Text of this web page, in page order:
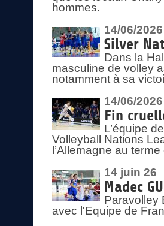
hommes.
14/06/2026
Silver
Dans la
masculine de volley
notamment à sa
14/06/2026
Fin
L’équipe
Volleyball Nations
l’Allemagne au
14 juin 26
Madec
Paravolley
avec l'Equipe de